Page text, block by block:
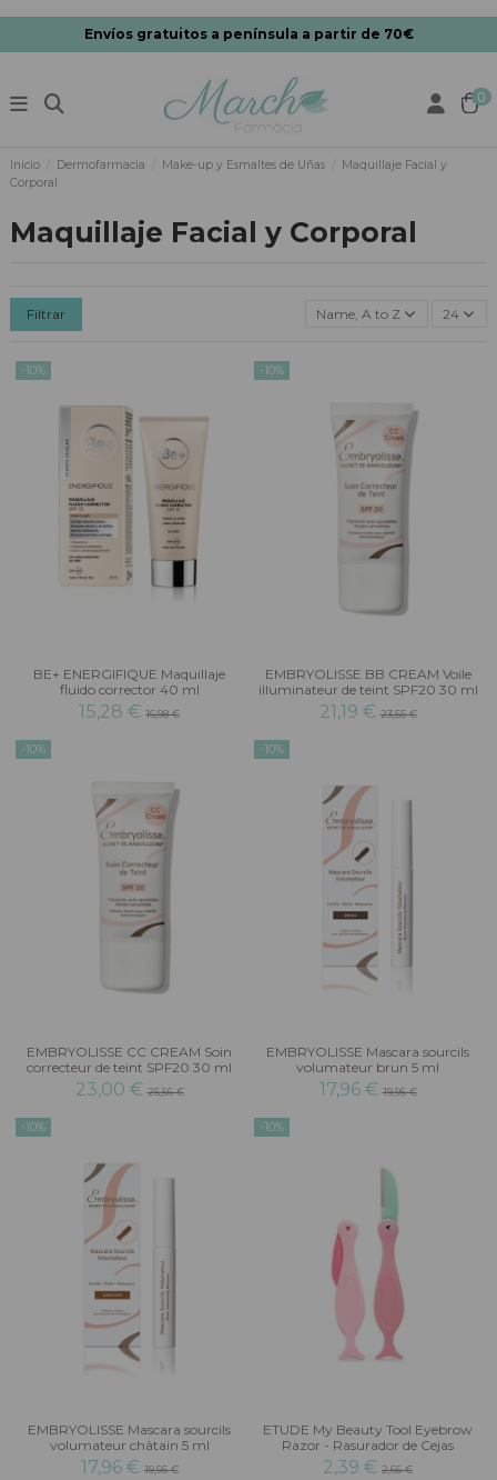
Envíos gratuitos a península a partir de 70€
0
Inicio Dermofarmacia Make-up y Esmaltes de Uñas
Maquillaje Facial y
Corporal
Maquillaje Facial y Corporal
Filtrar Name, A to Z 24
-10%
BE+ ENERGIFIQUE Maquillaje
fluido corrector 40 ml
15,28 € 16,98 €
-10%
EMBRYOLISSE BB CREAM Voile
illuminateur de teint SPF20 30 ml
21,19 €23,55 €
-10%
EMBRYOLISSE CC CREAM Soin
correcteur de teint SPF20 30 ml
23,00 €25,56 €
-10%
EMBRYOLISSE Mascara sourcils
volumateur brun 5 ml
17,96 €19,95 €
-10%
EMBRYOLISSE Mascara sourcils
volumateur châtain 5 ml
17,96 €19,95 €
-10%
ETUDE My Beauty Tool Eyebrow
Razor - Rasurador de Cejas
2,39 € 2,65 €